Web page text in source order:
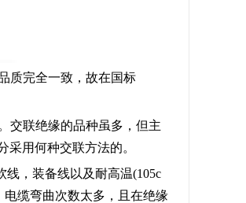
质完全一致，故在国标
交联绝缘的品种虽多，但主
采用何种交联方法的。
，装备线以及耐高温(105c
缆弯曲次数太多，且在绝缘